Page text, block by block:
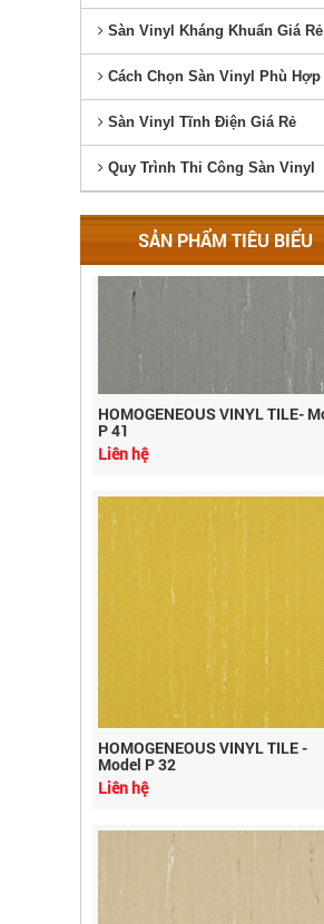
Sàn Vinyl Kháng Khuẩn Giá Rẻ
Cách Chọn Sàn Vinyl Phù Hợp
Sàn Vinyl Tĩnh Điện Giá Rẻ
Quy Trình Thi Công Sàn Vinyl
SẢN PHẨM TIÊU BIỂU
HOMOGENEOUS VINYL TILE-
P 41
Liên hệ
HOMOGENEOUS VINYL TILE -
Model P 32
Liên hệ